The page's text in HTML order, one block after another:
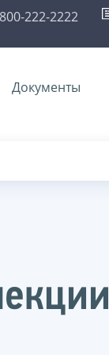
222-2222
Документы